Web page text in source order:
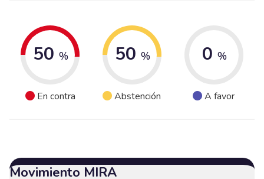
50 %
En contra
50 %
Abstención
0 %
A favor
Movimiento MIRA